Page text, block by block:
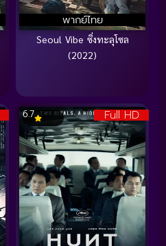
พากย์ไทย
Seoul Vibe ซิ่งทะลุโซล
(2022)
Full HD
6.7